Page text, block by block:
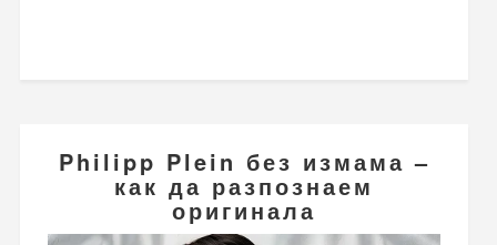
Philipp Plein без измама –
как да разпознаем
оригинала